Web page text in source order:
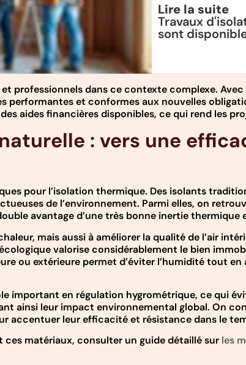
Lire la suite
Travaux
sont
professionnels dans ce contexte complexe.
et conformes aux nouvelles
aides financières disponibles, ce qui rend les
: vers une
pour l’isolation thermique. Des isolants
de l’environnement. Parmi elles, on
avantage d’une très bonne inertie thermique
mais aussi à améliorer la qualité de l’air
valorise considérablement le bien
ou extérieure permet d’éviter l’humidité tout
important en régulation hygrométrique, ce qui
ainsi leur impact environnemental global. On
accentuer leur efficacité et résistance dans le
matériaux, consulter un guide détaillé sur les